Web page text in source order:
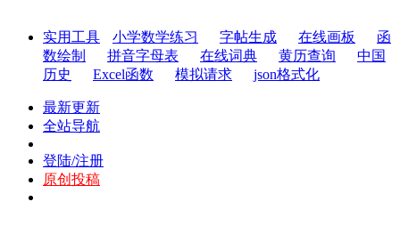
实用工具 小学数学练习 字帖生成 在线画板
函
数绘制
拼音字母表 在线词典 黄历查询
中国
历史
Excel函数 模拟请求 json格式化
最新更新
全站导航
登陆/注册
原创投稿